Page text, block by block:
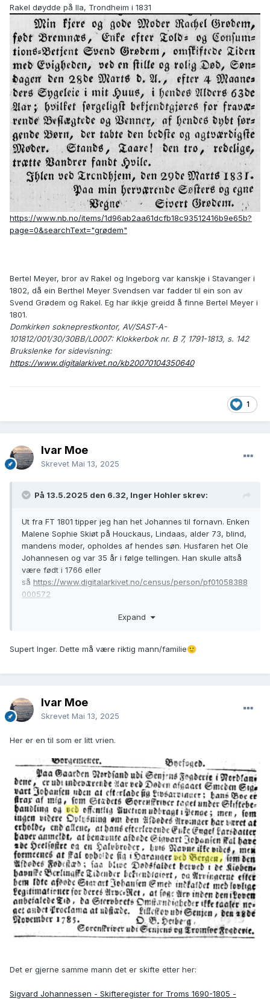
Rakel døydde på Ila, Trondheim i 1831
https://www.nb.no/items/1d96ab2aa61dcfb18c93512416b9e65b?
page=0&searchText="grødem"
Bertel Meyer, bror av Rakel og Ingeborg var kanskje i Stavanger i
1802, då ein Berthel Meyer Svendsen var fadder til ein son av
Svend Grødem og Rakel. Eg har ikkje greidd å finne Bertel Meyer i
1801.
Domkirken sokneprestkontor, AV/SAST-A-
101812/001/30/30BB/L0007: Klokkerbok nr. B 7, 1791-1813, s. 142
Brukslenke for sidevisning:
https://www.digitalarkivet.no/kb20070104350640
1
Ivar Moe
Skrevet Mai 13, 2025
På 13.5.2025 den 6.32, Inger Hohler skrev:
Ut fra FT 1801 tipper jeg han het Johannes til fornavn. Enken
Malene Sophie Skiøt på Houckaus, Lindaas, alder 73, blind,
mandens moder, opholdes af hendes søn. Husfaren het Ole
Johannesen og var 35 år i følge tellingen. Han skulle altså
være født i 1766 eller
så https://www.digitalarkivet.no/census/person/pf01058388
000572
Christine Schiøtt vært faddere i
En Johannes f. ca. 1710 døde på gården i
Ole
https://www.digitalarkivet.no/view/255/pd00000004283
015
Expand
Supert Inger. Dette må være riktig mann/familie🙂
Ivar Moe
Skrevet Mai 13, 2025
Her er en til som er litt vrien.
Det er gjerne samme mann det er skifte etter her:
Sigvard Johannessen - Skifteregister for Troms 1690-1805 -